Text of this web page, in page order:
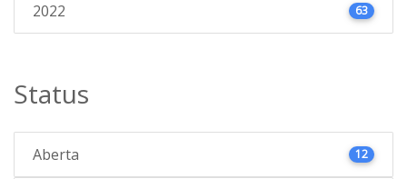
2022 63
Status
Aberta 12